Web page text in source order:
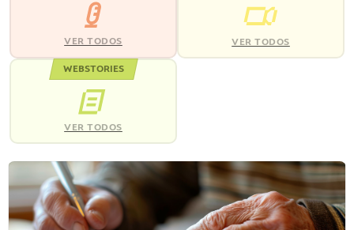
VER TODOS VER TODOS
WEBSTORIES
VER TODOS